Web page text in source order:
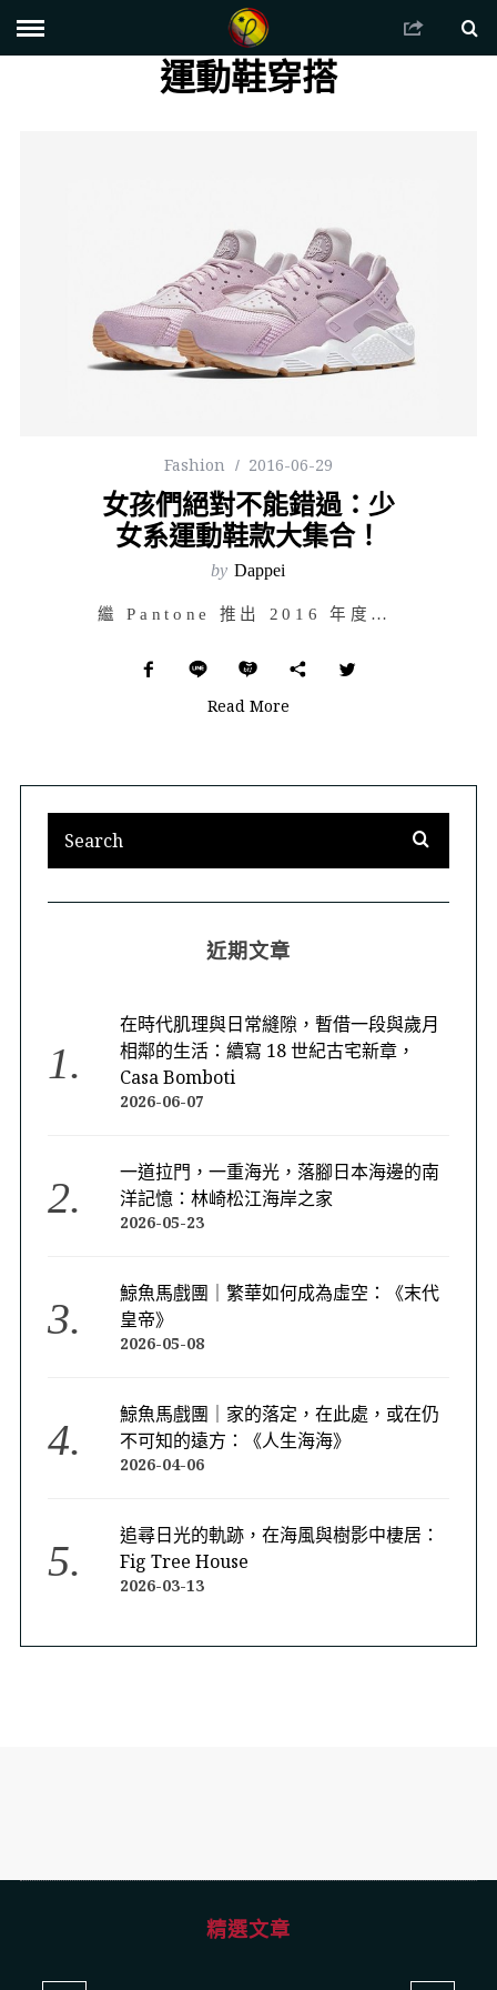
運動鞋穿搭
Fashion 2016-06-29
女孩們絕對不能錯過：少
女系運動鞋款大集合！
by Dappei
繼 Pantone 推出 2016 年度代表色「寧靜粉藍」、「石英粉紅」後，各大品牌立刻推出相應色的…
Read More
近期文章
在時代肌理與日常縫隙，暫借一段與歲月
相鄰的生活：續寫 18 世紀古宅新章，
Casa Bomboti
2026-06-07
一道拉門，一重海光，落腳日本海邊的南
洋記憶：林崎松江海岸之家
2026-05-23
鯨魚馬戲團｜繁華如何成為虛空：《末代
皇帝》
2026-05-08
鯨魚馬戲團｜家的落定，在此處，或在仍
不可知的遠方：《人生海海》
2026-04-06
追尋日光的軌跡，在海風與樹影中棲居：
Fig Tree House
2026-03-13
精選文章